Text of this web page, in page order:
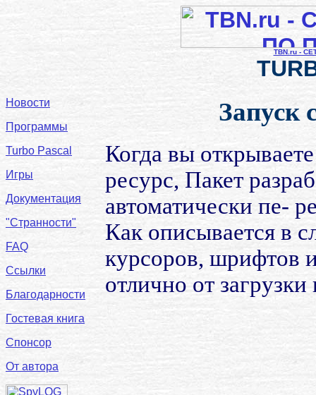
TBN.ru -
Новости
Программы
Turbo Pascal
Игры
Документация
"Странности"
FAQ
Ссылки
Благодарности
Гостевая книга
Спонсор
От автора
Запуск
Когда вы
ресурс, Пакет
автоматически пе-
Как описывается в
курсоров, шрифтов
отлично от